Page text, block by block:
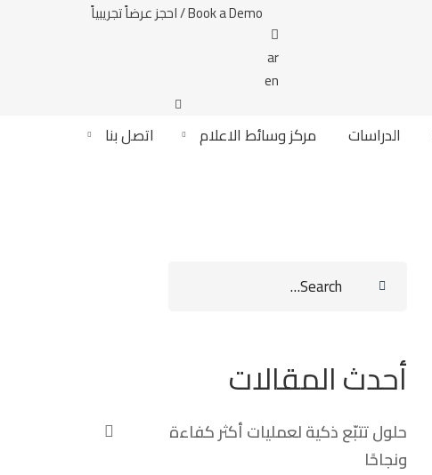
Book a Demo / احجز عرضاً تجريبياً
ar
en
الدراسات مركز وسائط الاعلام اتصل بنا
أحدث المقالات
حلول تتبّع ذكية لعمليات أكثر كفاءة
ونجاحًا